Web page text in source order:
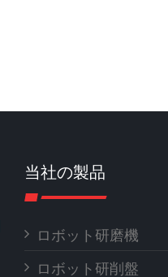
当社の製品
ロボット研磨機
ロボット研削盤